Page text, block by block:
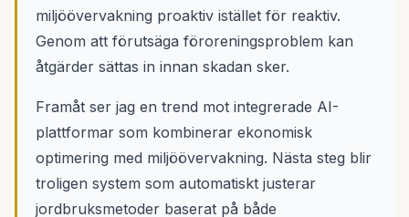
miljöövervakning proaktiv istället för reaktiv.
Genom att förutsäga föroreningsproblem kan
åtgärder sättas in innan skadan sker.
Framåt ser jag en trend mot integrerade AI-
plattformar som kombinerar ekonomisk
optimering med miljöövervakning. Nästa steg blir
troligen system som automatiskt justerar
jordbruksmetoder baserat på både